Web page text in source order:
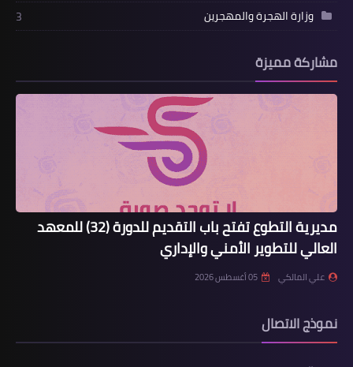
وزارة الهجرة والمهجرين
3
مشاركة مميزة
مديرية التطوع تفتح باب التقديم للدورة (32) للمعهد
العالي للتطوير الأمني والإداري
علي المالكي 05 أغسطس 2026
نموذج الاتصال